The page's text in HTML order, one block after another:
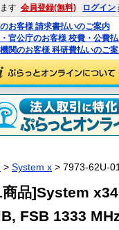
す 会員登録(無料) ログイン
お客様 請求書払いのご案内
官公庁のお客様 校費・公費
関のお客様 科研費払いのご
> System x > 7973-62U-
品]System
FSB 1333